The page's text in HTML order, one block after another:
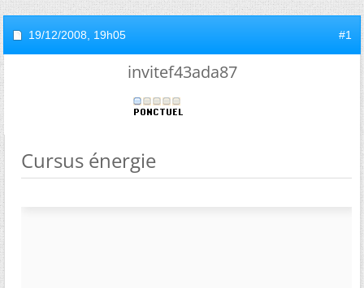
19/12/2008, 19h05 #1
invitef43ada87
Cursus énergie